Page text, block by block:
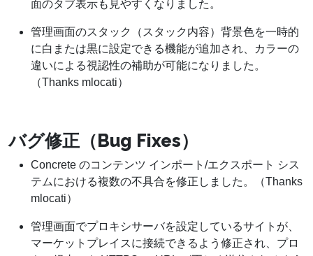
面のタブ表示も見やすくなりました。
管理画面のスタック（スタック内容）背景色を一時的
に白または黒に設定できる機能が追加され、カラーの
違いによる視認性の補助が可能になりました。
（Thanks mlocati）
バグ修正（Bug Fixes）
Concrete のコンテンツ インポート/エクスポート シス
テムにおける複数の不具合を修正しました。（Thanks
mlocati）
管理画面でプロキシサーバを設定しているサイトが、
マーケットプレイスに接続できるよう修正され、プロ